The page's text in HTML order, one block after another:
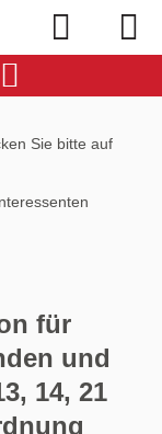
Sie bitte auf
für
und
14, 21